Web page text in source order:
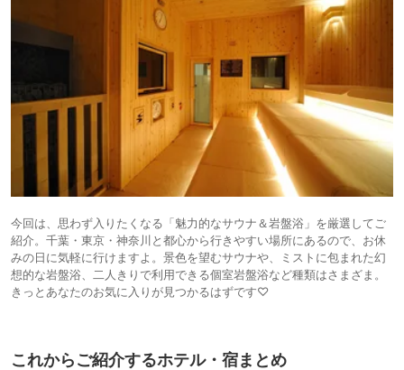
今回は、思わず入りたくなる「魅力的なサウナ＆岩盤浴」を厳選してご
紹介。千葉・東京・神奈川と都心から行きやすい場所にあるので、お休
みの日に気軽に行けますよ。景色を望むサウナや、ミストに包まれた幻
想的な岩盤浴、二人きりで利用できる個室岩盤浴など種類はさまざま。
きっとあなたのお気に入りが見つかるはずです♡
これからご紹介するホテル・宿まとめ